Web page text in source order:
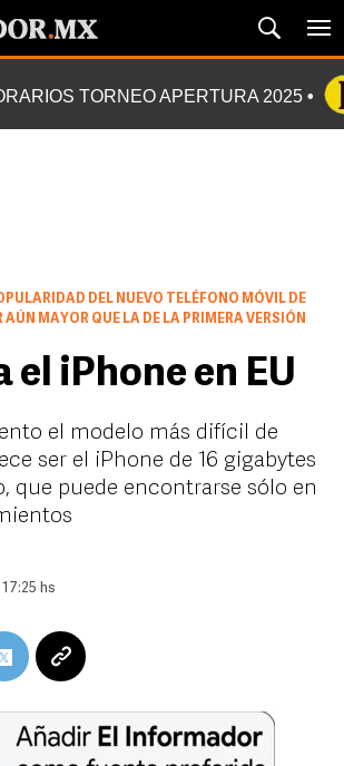
TORNEO APERTURA 2025
DEL NUEVO TELÉFONO MÓVIL DE
AÚN MAYOR QUE LA DE LA PRIMERA VERSIÓN
el iPhone en EU
el modelo más difícil de
ser el iPhone de 16 gigabytes
que puede encontrarse sólo en
hs